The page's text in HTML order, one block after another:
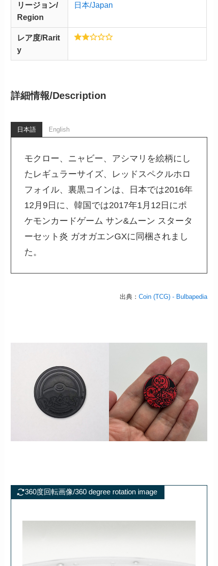
リージョン/
Region
日本/Japan
レア度/Rarit
y
詳細情報/Description
日本語 English
モクロー、ニャビー、アシマリを絵柄にし
たレギュラーサイズ、レッドスペクルホロ
フォイル、裏黒コインは、日本では2016年
12月9日に、韓国では2017年1月12日にポ
ケモンカードゲーム サン&ムーン スタータ
ーセット炎 ガオガエンGXに同梱されまし
た。
出典： Coin (TCG) - Bulbapedia
360度回転画像/360 degree rotation image